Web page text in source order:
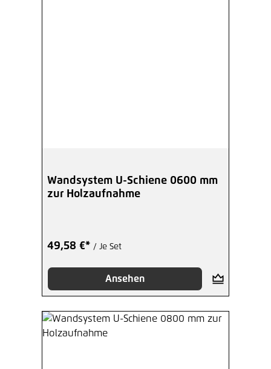
Wandsystem U-Schiene 0600 mm
zur Holzaufnahme
49,58 €* / Je Set
Ansehen